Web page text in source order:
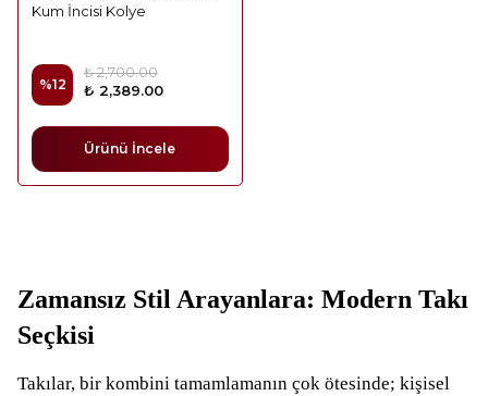
Kum İncisi Kolye
%12
₺ 2,700.00
₺ 2,389.00
Ürünü İncele
Zamansız Stil Arayanlara: Modern Takı
Seçkisi
Takılar, bir kombini tamamlamanın çok ötesinde; kişisel